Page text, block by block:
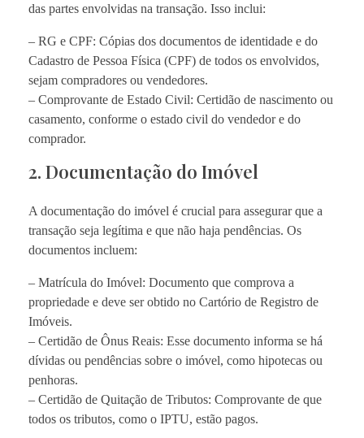
das partes envolvidas na transação. Isso inclui:
– RG e CPF: Cópias dos documentos de identidade e do
Cadastro de Pessoa Física (CPF) de todos os envolvidos,
sejam compradores ou vendedores.
– Comprovante de Estado Civil: Certidão de nascimento ou
casamento, conforme o estado civil do vendedor e do
comprador.
2. Documentação do Imóvel
A documentação do imóvel é crucial para assegurar que a
transação seja legítima e que não haja pendências. Os
documentos incluem:
– Matrícula do Imóvel: Documento que comprova a
propriedade e deve ser obtido no Cartório de Registro de
Imóveis.
– Certidão de Ônus Reais: Esse documento informa se há
dívidas ou pendências sobre o imóvel, como hipotecas ou
penhoras.
– Certidão de Quitação de Tributos: Comprovante de que
todos os tributos, como o IPTU, estão pagos.